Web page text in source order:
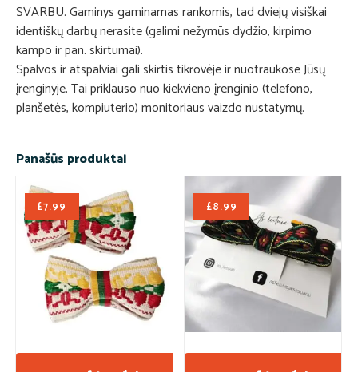
SVARBU. Gaminys gaminamas rankomis, tad dviejų visiškai
identiškų darbų nerasite (galimi nežymūs dydžio, kirpimo
kampo ir pan. skirtumai).
Spalvos ir atspalviai gali skirtis tikrovėje ir nuotraukose Jūsų
įrenginyje. Tai priklauso nuo kiekvieno įrenginio (telefono,
planšetės, kompiuterio) monitoriaus vaizdo nustatymų.
Panašūs produktai
£7.99 £8.99